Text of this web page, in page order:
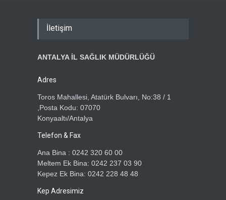
İletişim
ANTALYA İL SAĞLIK MÜDÜRLÜĞÜ
Adres
Toros Mahallesi, Atatürk Bulvarı, No:38 / 1
,Posta Kodu: 07070
Konyaaltı/Antalya
Telefon & Fax
Ana Bina : 0242 320 60 00
Meltem Ek Bina: 0242 237 03 90
Kepez Ek Bina: 0242 228 48 48
Kep Adresimiz